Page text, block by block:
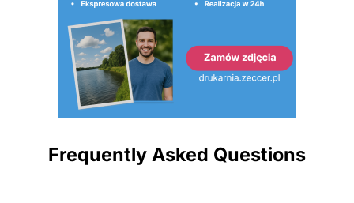
Frequently Asked Questions